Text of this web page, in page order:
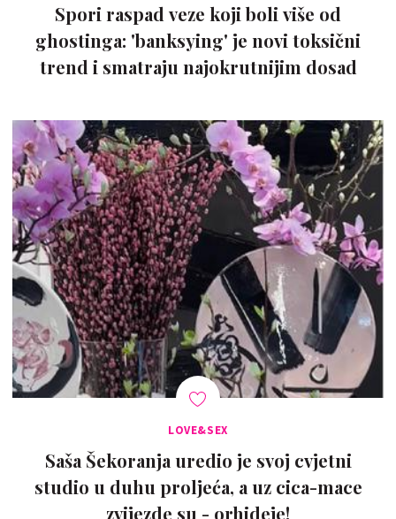
Spori raspad veze koji boli više od
ghostinga: 'banksying' je novi toksični
trend i smatraju najokrutnijim dosad
LOVE&SEX
Saša Šekoranja uredio je svoj cvjetni
studio u duhu proljeća, a uz cica-mace
zvijezde su - orhideje!